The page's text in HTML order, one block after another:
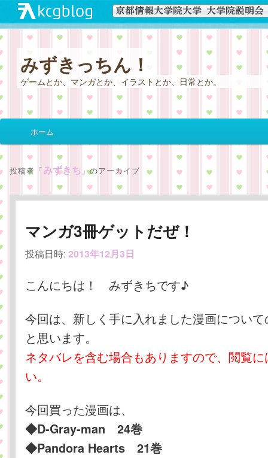
みずきっちん！
ゲームとか、マンガとか、イラストとか、日常とか。
イ
ン
メ
ニ
ュ
メ
ン
ン
テ
ツ
動
サ
コ
テ
ン
へ
ホーム
投稿者「みずきち 」のアーカイブ
マンガ3冊ゲットだぜ！
投稿日時:2013年12月3日
こんにちは！ みずきちです♪
今回は、新しく手に入れました漫画につい
と思います。
ネタバレを含む場合もありますので、閲覧
い。
今回買った漫画は、
◆D-Gray-man 24巻
◆Pandora Hearts 21巻